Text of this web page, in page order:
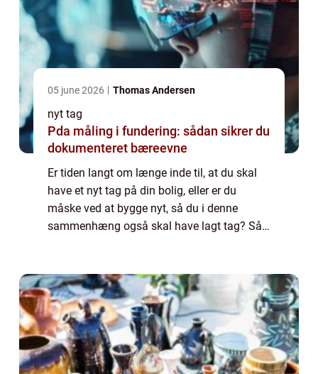
05 june 2026 Thomas Andersen
nyt tag
Pda måling i fundering: sådan sikrer du
dokumenteret bæreevne
Er tiden langt om længe inde til, at du skal
have et nyt tag på din bolig, eller er du
måske ved at bygge nyt, så du i denne
sammenhæng også skal have lagt tag? Så